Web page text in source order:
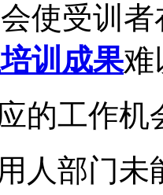
使受训
训成果难
工作机
部门未